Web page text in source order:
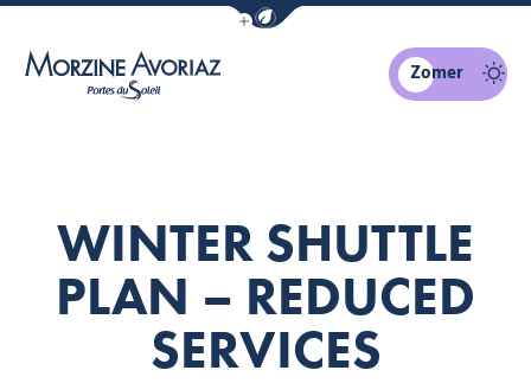
Navigatiebalk eco-modus
Zomer
WINTER SHUTTLE
PLAN – REDUCED
SERVICES